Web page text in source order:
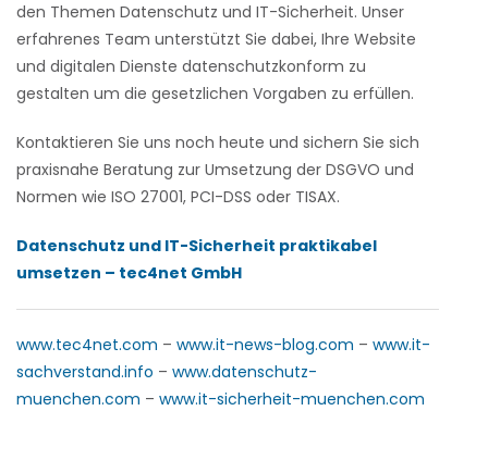
den Themen Datenschutz und IT-Sicherheit. Unser
erfahrenes Team unterstützt Sie dabei, Ihre Website
und digitalen Dienste datenschutzkonform zu
gestalten um die gesetzlichen Vorgaben zu erfüllen.
Kontaktieren Sie uns noch heute und sichern Sie sich
praxisnahe Beratung zur Umsetzung der DSGVO und
Normen wie ISO 27001, PCI-DSS oder TISAX.
Datenschutz und IT-Sicherheit praktikabel
umsetzen – tec4net GmbH
www.tec4net.com – www.it-news-blog.com – www.it-
sachverstand.info – www.datenschutz-
muenchen.com – www.it-sicherheit-muenchen.com